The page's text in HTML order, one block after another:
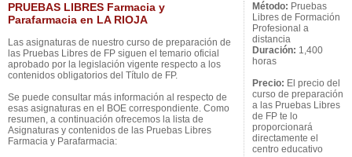
PRUEBAS LIBRES Farmacia y
Parafarmacia en LA RIOJA
Las asignaturas de nuestro curso de preparación de
las Pruebas Libres de FP siguen el temario oficial
aprobado por la legislación vigente respecto a los
contenidos obligatorios del Título de FP.
Se puede consultar más información al respecto de
esas asignaturas en el BOE correspondiente. Como
resumen, a continuación ofrecemos la lista de
Asignaturas y contenidos de las Pruebas Libres
Farmacia y Parafarmacia:
Método: Pruebas
Libres de Formación
Profesional a
distancia
Duración: 1,400
horas
Precio: El precio del
curso de preparación
a las Pruebas Libres
de FP te lo
proporcionará
directamente el
centro educativo